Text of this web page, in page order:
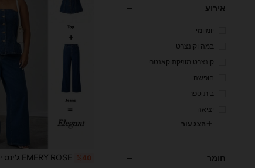
אירוע
יומיומי
במה וקונצרט
קונצרט מוזיקת קאנטרי
חופשה
בית ספר
יציאה
הצג עור
חומר %40